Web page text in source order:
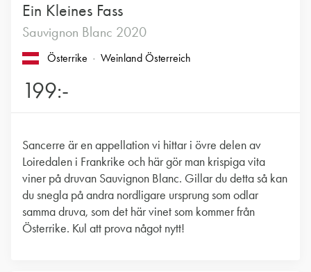
Ein Kleines Fass
Sauvignon Blanc 2020
Österrike Weinland Österreich
199:-
Sancerre är en appellation vi hittar i övre delen av
Loiredalen i Frankrike och här gör man krispiga vita
viner på druvan Sauvignon Blanc. Gillar du detta så kan
du snegla på andra nordligare ursprung som odlar
samma druva, som det här vinet som kommer från
Österrike. Kul att prova något nytt!